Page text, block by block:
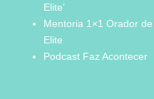
Elite’
Mentoria 1×1 Orador de
Elite
Podcast Faz Acontecer